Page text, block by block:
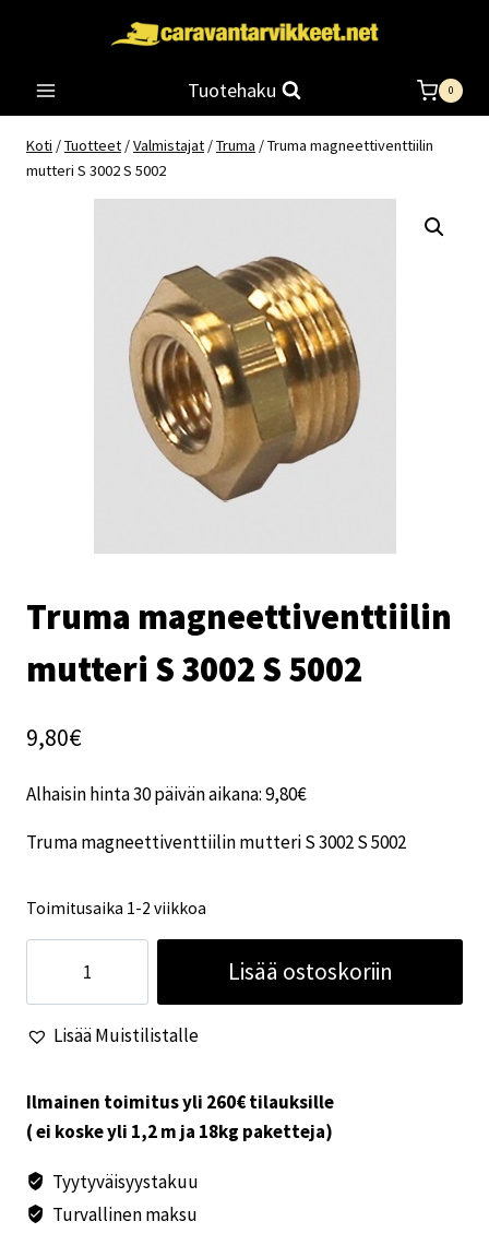
Tuotehaku 0
Koti /Tuotteet /Valmistajat /Truma /Truma magneettiventtiilin
mutteri S 3002 S 5002
Truma magneettiventtiilin
mutteri S 3002 S 5002
9,80€
Alhaisin hinta 30 päivän aikana:9,80€
Truma magneettiventtiilin mutteri S 3002 S 5002
Toimitusaika 1-2 viikkoa
magneettiventtiilin
mutteri
S
S
5002
Lisää ostoskoriin
Lisää Muistilistalle
Ilmainen toimitus yli 260€ tilauksille
( ei koske yli 1,2 m ja 18kg paketteja)
Tyytyväisyystakuu
Turvallinen maksu